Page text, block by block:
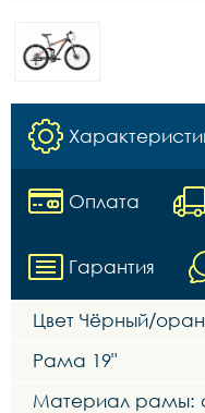
Оплата
Гарантия
Цвет Чёрный/
Рама 19"
Материал рамы: